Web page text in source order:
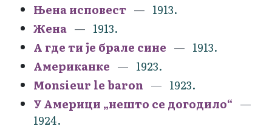
Њена исповест
1913.
Жена
1913.
А где ти је брале сине
1913.
Американке
1923.
Monsieur le baron
1923.
У Америци „нешто се догодило“
1924.